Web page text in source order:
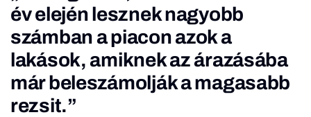
év elején lesznek nagyobb
számban a piacon azok a
lakások, amiknek az árazásába
már beleszámolják a magasabb
rezsit.”